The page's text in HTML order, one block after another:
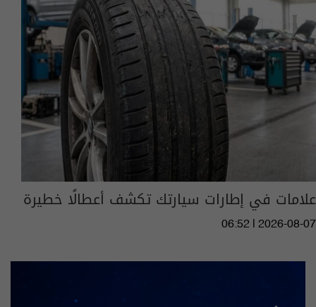
علامات في إطارات سيارتك تكشف أعطالًا خطيرة
06:52 | 2026-08-07